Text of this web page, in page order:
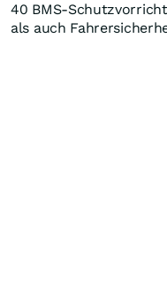
40 BMS-
als auch